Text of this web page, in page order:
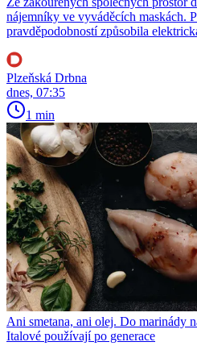
nájemníky ve vyváděcích maskách.
pravděpodobností způsobila
Plzeňská Drbna
dnes, 07:35
1 min
Ani smetana, ani olej. Do marinády
Italové používají po generace